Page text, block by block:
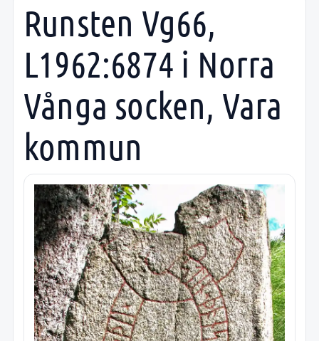
Runsten Vg66,
L1962:6874 i Norra
Vånga socken, Vara
kommun